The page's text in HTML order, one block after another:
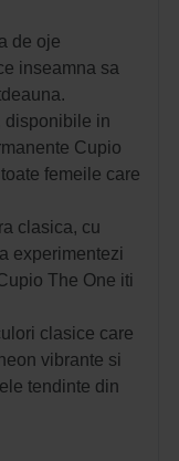
de oje
inseamna sa
disponibile in
Cupio
femeile care
clasica, cu
experimentezi
The One iti
clasice care
vibrante si
tendinte din